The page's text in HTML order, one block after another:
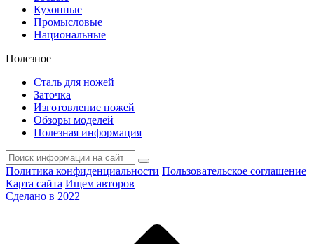
Кухонные
Промысловые
Национальные
Полезное
Сталь для ножей
Заточка
Изготовление ножей
Обзоры моделей
Полезная информация
Политика конфиденциальности Пользовательское соглашение
Карта сайта Ищем авторов
Сделано в 2022